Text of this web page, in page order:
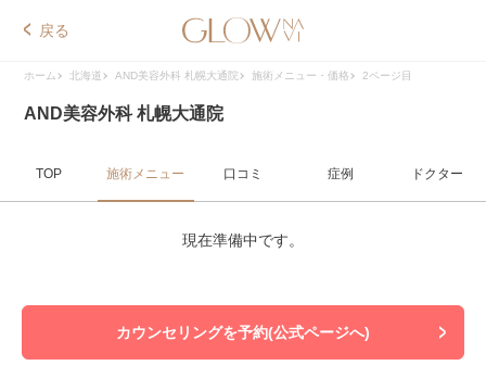
戻る
ホーム 北海道 AND美容外科 札幌大通院 施術メニュー・価格 2ページ目
AND美容外科 札幌大通院
TOP 施術メニュー 口コミ 症例 ドクター
現在準備中です。
カウンセリングを予約(公式ページへ)